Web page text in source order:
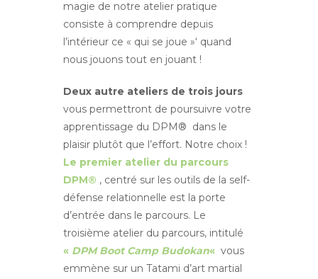
magie de notre atelier pratique
consiste à comprendre depuis
l’intérieur ce « qui se joue »‘ quand
nous jouons tout en jouant !
Deux autre ateliers de trois jours
vous permettront de poursuivre votre
apprentissage du DPM® dans le
plaisir plutôt que l’effort. Notre choix !
Le premier atelier du parcours
DPM® , centré sur les outils de la self-
défense relationnelle est la porte
d’entrée dans le parcours. Le
troisième atelier du parcours, intitulé
« DPM Boot Camp Budokan« vous
emmène sur un Tatami d’art martial